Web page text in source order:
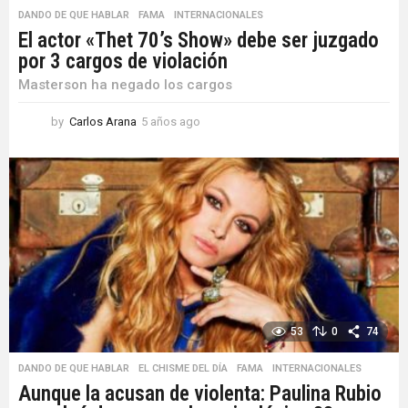
DANDO DE QUE HABLAR ,FAMA INTERNACIONALES
El actor «Thet 70’s Show» debe ser juzgado
por 3 cargos de violación
Masterson ha negado los cargos
by Carlos Arana 5 años ago
ñ
o
s
a
o
53 0 74
DANDO DE QUE HABLAR ,EL CHISME DEL DÍA ,FAMA INTERNACIONALES
Aunque la acusan de violenta: Paulina Rubio